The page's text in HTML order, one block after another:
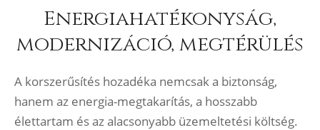
Energiahatékonyság,
modernizáció, megtérülés
A korszerűsítés hozadéka nemcsak a biztonság,
hanem az energia-megtakarítás, a hosszabb
élettartam és az alacsonyabb üzemeltetési költség.